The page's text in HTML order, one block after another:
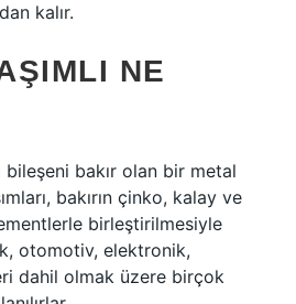
kalır.
NE
bileşeni bakır olan bir metal
bakırın çinko, kalay ve
birleştirilmesiyle
otomotiv, elektronik,
dahil olmak üzere birçok